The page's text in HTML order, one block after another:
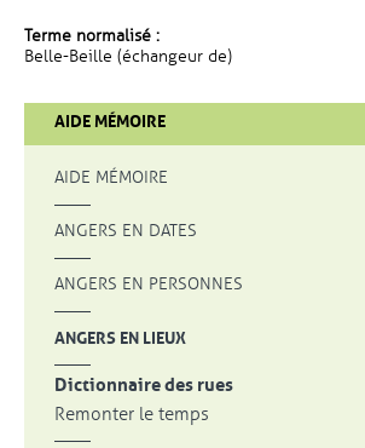
Terme normalisé :
Belle-Beille (échangeur de)
AIDE MÉMOIRE
AIDE MÉMOIRE
ANGERS EN DATES
ANGERS EN PERSONNES
ANGERS EN LIEUX
Dictionnaire des rues
Remonter le temps